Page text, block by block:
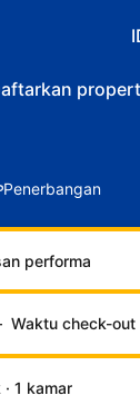
Penerbangan
Waktu check-out
1 kamar